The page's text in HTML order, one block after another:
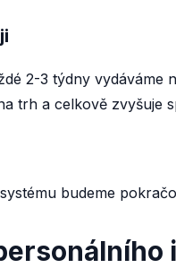
2-3 týdny
trh a celkově zvyšuje
budeme